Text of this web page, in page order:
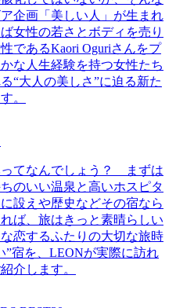
企画「美しい人」が生まれ
女性の若さとボディを売り
であるKaori Oguriさんをプ
な人生経験を持つ女性たち
“大人の美しさ”に迫る新た
。
てなんでしょう？ まずは
のいい温泉と高いホスピタ
設えや歴史などその宿なら
ば、旅はきっと素晴らしい
恋するふたりの大切な旅時
”宿を、LEONが実際に訪れ
介します。